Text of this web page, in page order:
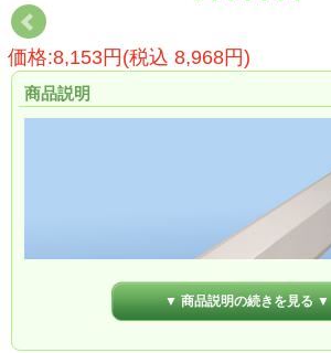
価格:8,153円(税込 8,968円)
商品説明
▼ 商品説明の続きを見る ▼